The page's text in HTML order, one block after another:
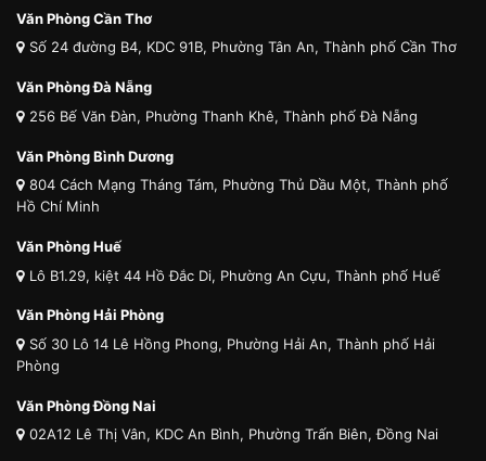
Văn Phòng Cần Thơ
Số 24 đường B4, KDC 91B, Phường Tân An, Thành phố Cần Thơ
Văn Phòng Đà Nẵng
256 Bế Văn Đàn, Phường Thanh Khê, Thành phố Đà Nẵng
Văn Phòng Bình Dương
804 Cách Mạng Tháng Tám, Phường Thủ Dầu Một, Thành phố
Hồ Chí Minh
Văn Phòng Huế
Lô B1.29, kiệt 44 Hồ Đắc Di, Phường An Cựu, Thành phố Huế
Văn Phòng Hải Phòng
Số 30 Lô 14 Lê Hồng Phong, Phường Hải An, Thành phố Hải
Phòng
Văn Phòng Đồng Nai
02A12 Lê Thị Vân, KDC An Bình, Phường Trấn Biên, Đồng Nai